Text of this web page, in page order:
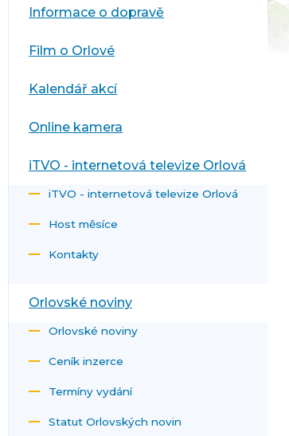
Informace o dopravě
Film o Orlové
Kalendář akcí
Online kamera
iTVO - internetová televize Orlová
iTVO - internetová televize Orlová
Host měsíce
Kontakty
Orlovské noviny
Orlovské noviny
Ceník inzerce
Termíny vydání
Statut Orlovských novin